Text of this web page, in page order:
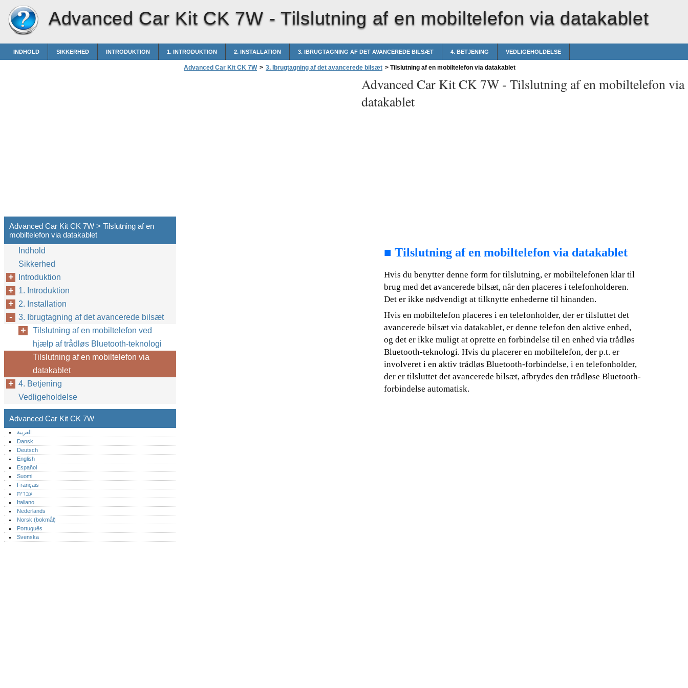
Advanced Car Kit CK 7W - Tilslutning af en mobiltelefon via datakablet
INDHOLD SIKKERHED INTRODUKTION 1. INTRODUKTION 2. INSTALLATION 3. IBRUGTAGNING AF DET AVANCEREDE BILSÆT 4. BETJENING VEDLIGEHOLDELSE
Advanced Car Kit CK 7W > 3. Ibrugtagning af det avancerede bilsæt > Tilslutning af en mobiltelefon via datakablet
Advanced Car Kit CK 7W - Tilslutning af en mobiltelefon via
datakablet
■ Tilslutning af en mobiltelefon via datakablet
Hvis du benytter denne form for tilslutning, er mobiltelefonen klar til
brug med det avancerede bilsæt, når den placeres i telefonholderen.
Det er ikke nødvendigt at tilknytte enhederne til hinanden.
Hvis en mobiltelefon placeres i en telefonholder, der er tilsluttet det
avancerede bilsæt via datakablet, er denne telefon den aktive enhed,
og det er ikke muligt at oprette en forbindelse til en enhed via trådløs
Bluetooth-teknologi. Hvis du placerer en mobiltelefon, der p.t. er
involveret i en aktiv trådløs Bluetooth-forbindelse, i en telefonholder,
der er tilsluttet det avancerede bilsæt, afbrydes den trådløse Bluetooth-
forbindelse automatisk.
Advanced Car Kit CK 7W > Tilslutning af en
mobiltelefon via datakablet
Indhold
Sikkerhed
Introduktion
1. Introduktion
2. Installation
3. Ibrugtagning af det avancerede bilsæt
Tilslutning af en mobiltelefon ved
hjælp af trådløs Bluetooth-teknologi
Tilslutning af en mobiltelefon via
datakablet
4. Betjening
Vedligeholdelse
Advanced Car Kit CK 7W
العربية
Dansk
Deutsch
English
Español
Suomi
Français
עברית
Italiano
Nederlands
Norsk (bokmål)‎
Português‎
Svenska